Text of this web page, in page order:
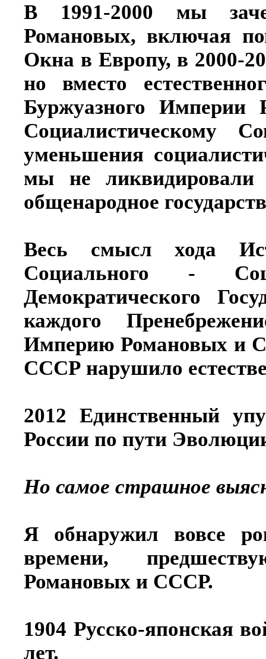
В 1991-2000 мы
Романовых, включая
Окна в Европу, в 2000-
но вместо
Буржуазного
Социалистическому
уменьшения
мы не ликвидировали
общенародное
Весь смысл хода
Социального -
Демократического
каждого
Империю Романовых и
СССР нарушило
2012 Единственный
России по пути
Но самое страшное
Я обнаружил вовсе
времени,
Романовых и СССР.
1904 Русско-японская
лет.